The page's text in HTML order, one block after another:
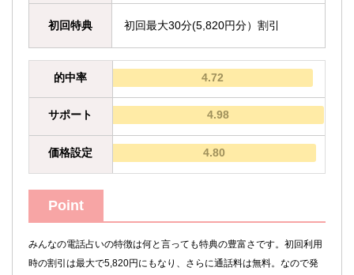
初回特典 初回最大30分(5,820円分）割引
的中率 4.72
サポート 4.98
価格設定 4.80
Point
みんなの電話占いの特徴は何と言っても特典の豊富さです。初回利用
時の割引は最大で5,820円にもなり、さらに通話料は無料。なので発